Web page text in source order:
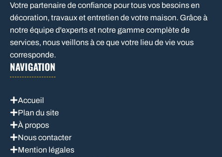
Votre partenaire de confiance pour tous vos besoins en
décoration, travaux et entretien de votre maison. Grâce à
notre équipe d'experts et notre gamme complète de
services, nous veillons à ce que votre lieu de vie vous
corresponde.
NAVIGATION
Accueil
Plan du site
À propos
Nous contacter
Mention légales